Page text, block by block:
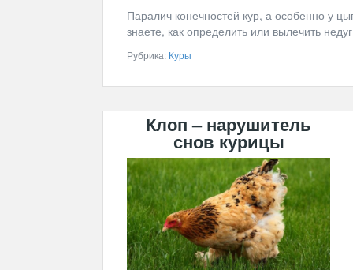
Паралич конечностей кур, а особенно у
знаете, как определить или вылечить
Рубрика: Куры
Клоп – нарушитель
снов курицы